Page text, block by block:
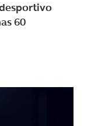
60